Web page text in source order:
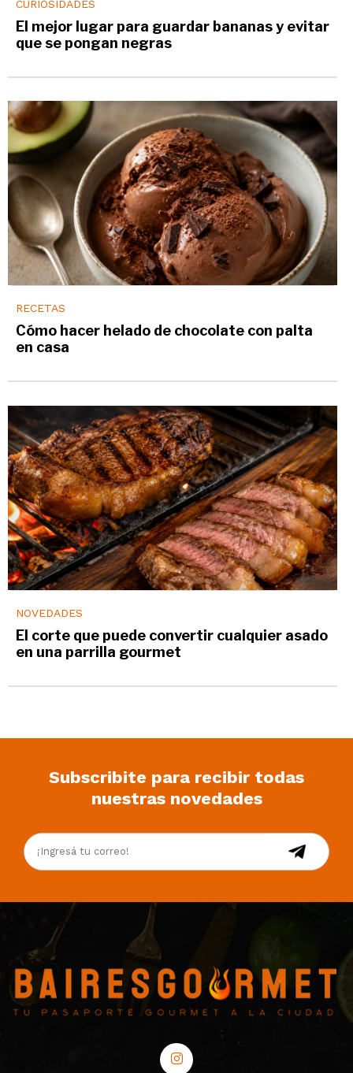
CURIOSIDADES
El mejor lugar para guardar bananas y evitar
que se pongan negras
RECETAS
Cómo hacer helado de chocolate con palta
en casa
NOVEDADES
El corte que puede convertir cualquier asado
en una parrilla gourmet
Subscribite para recibir todas
nuestras novedades